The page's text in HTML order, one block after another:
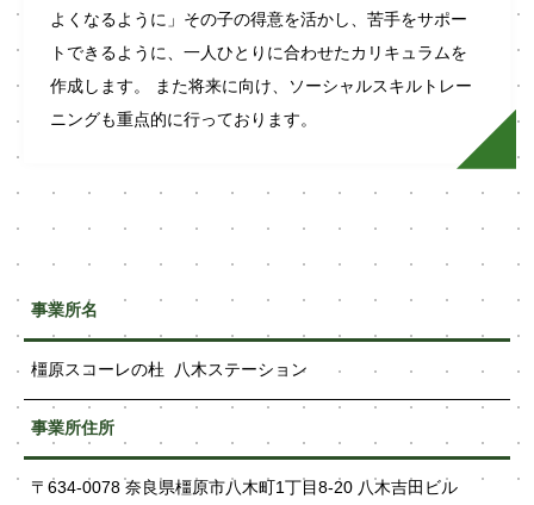
よくなるように」その子の得意を活かし、苦手をサポー
トできるように、一人ひとりに合わせたカリキュラムを
作成します。 また将来に向け、ソーシャルスキルトレー
ニングも重点的に行っております。
事業所名
橿原スコーレの杜 八木ステーション
事業所住所
〒634-0078 奈良県橿原市八木町1丁目8-20 八木吉田ビル